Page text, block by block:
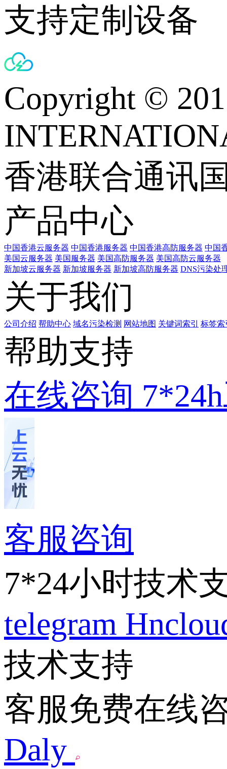
支持定制设备
Copyright ©
香港联合通讯
产品中心
中国香港云服务器 中国香港服务器 中国香港高防服务器 中国
美国云服务器 美国服务器 美国高防服务器 美国高防云服务器
新加坡云服务器 新加坡服务器 新加坡高防服务器 DNS污染处
关于我们
公司介绍 帮助中心 域名污染检测 网站地图 关键词索引 标签索
帮助支持
在线咨询
客服咨询
7*24小时技术
telegram
技术支持
客服免费在线
Daly